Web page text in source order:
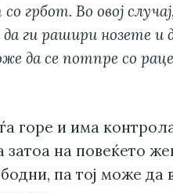
грбот. Во овој
ги рашири нозете и
да се потпре со
горе и има
затоа на повеќето
па тој може да